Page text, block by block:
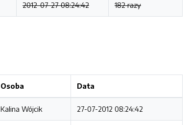
2012-07-27 08:24:42 182 razy
Osoba Data
Kalina Wójcik 27-07-2012 08:24:42